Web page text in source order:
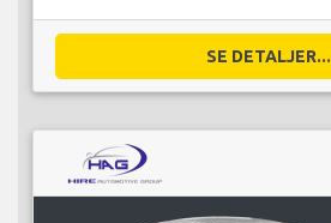
SE DETALJER...